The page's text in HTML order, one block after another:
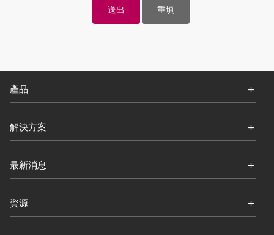
產品
解決方案
最新消息
資源